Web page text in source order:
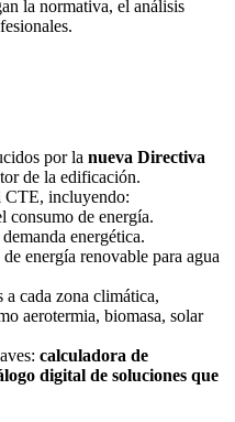
la normativa, el análisis
por la nueva Directiva
de la edificación.
CTE, incluyendo:
consumo de energía.
energética.
energía renovable para agua
a cada zona climática,
aerotermia, biomasa, solar
calculadora de
digital de soluciones que